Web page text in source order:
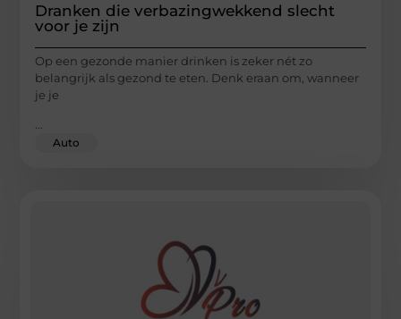
Dranken die verbazingwekkend slecht
voor je zijn
Op een gezonde manier drinken is zeker nét zo
belangrijk als gezond te eten. Denk eraan om, wanneer
je je
...
Auto